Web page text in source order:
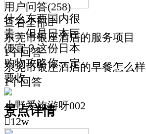
什么东西国内很
贵，但是日本巨
便宜？这份日本
购物攻略你一定
要收
小野爱旅游呀002
12w
用户问答(258)
查看全部
东莞市银座酒店的服务项目
1个回答
东莞市银座酒店的早餐怎么样
1个回答
景点详情